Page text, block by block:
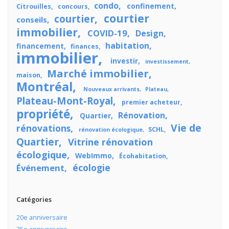
Citrouilles concours condo confinement
conseils courtier
courtier
immobilier
COVID-19 Design
financement finances habitation
immobilier investir investissement
maison Marché immobilier
Montréal Nouveaux arrivants Plateau
Plateau-Mont-Royal premier acheteur
propriété Quartier Rénovation
rénovations rénovation écologique SCHL
Vie de
Quartier
Vitrine rénovation
écologique
WebImmo Écohabitation
Événement écologie
Catégories
20e anniversaire